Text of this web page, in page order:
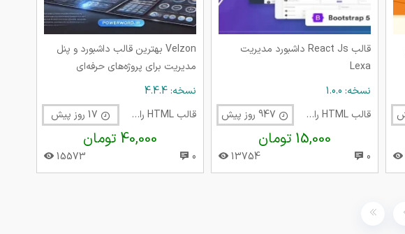
قالب React Js داشبورد مدیریت
Lexa
نسخه: 1.0.0
قالب HTML راست چین
15,000 تومان
0
13754
Velzon بهترین قالب داشبورد و پنل
مدیریت برای پروژه‌های حرفه‌ای
نسخه: 4.4.4
قالب HTML راست چین
40,000 تومان
0
15573